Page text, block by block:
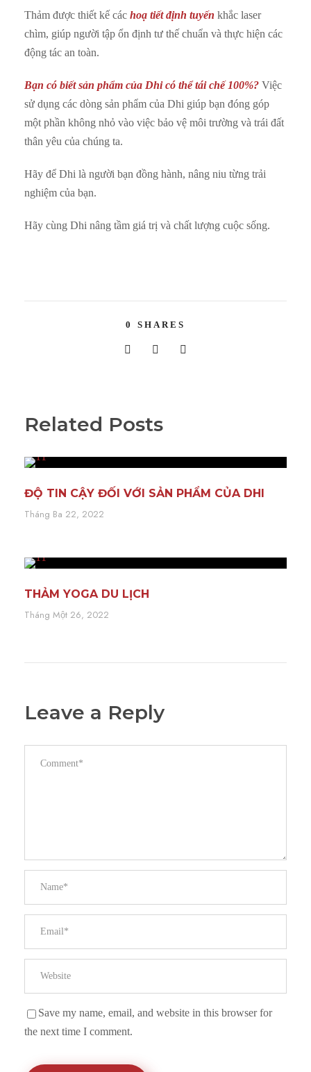
Thảm được thiết kế các hoạ tiết định tuyến khắc laser
chìm, giúp người tập ổn định tư thế chuẩn và thực hiện các
động tác an toàn.
Bạn có biết sản phẩm của Dhi có thể tái chế 100%? Việc
sử dụng các dòng sản phẩm của Dhi giúp bạn đóng góp
một phần không nhỏ vào việc bảo vệ môi trường và trái đất
thân yêu của chúng ta.
Hãy để Dhi là người bạn đồng hành, nâng niu từng trải
nghiệm của bạn.
Hãy cùng Dhi nâng tầm giá trị và chất lượng cuộc sống.
0 SHARES
Related Posts
ĐỘ TIN CẬY ĐỐI VỚI SẢN PHẨM CỦA DHI
Tháng Ba 22, 2022
THẢM YOGA DU LỊCH
Tháng Một 26, 2022
Leave a Reply
Save my name, email, and website in this browser for
the next time I comment.